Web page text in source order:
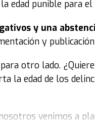
edad punible para
y una
y
otro lado.
la edad de los
venimos a